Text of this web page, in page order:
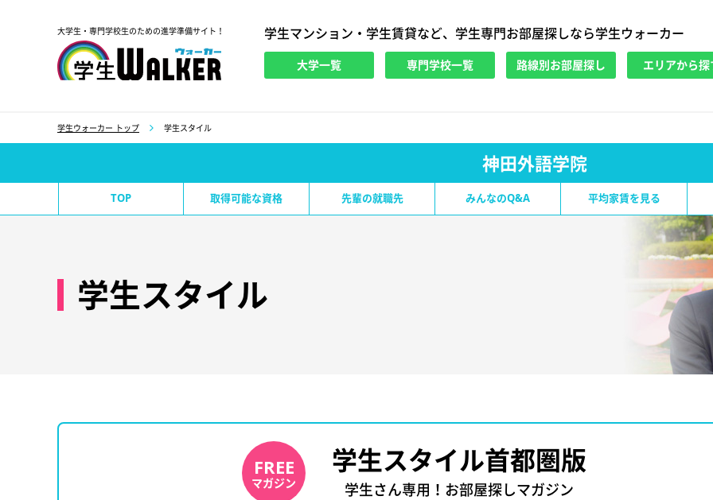
大学生・専門学校生のための進学準備サイト！ 学生マンション・学生賃貸など、学生専門お部屋探しなら学生ウォーカー
大学一覧 専門学校一覧 路線別お部屋探し エリアから探
学生ウォーカー トップ 学生スタイル
神田外語学院
TOP 取得可能な資格 先輩の就職先 みんなのQ&A 平均家賃を見る
学生スタイル
FREE
マガジン
学生スタイル首都圏版
学生さん専用！お部屋探しマガジン